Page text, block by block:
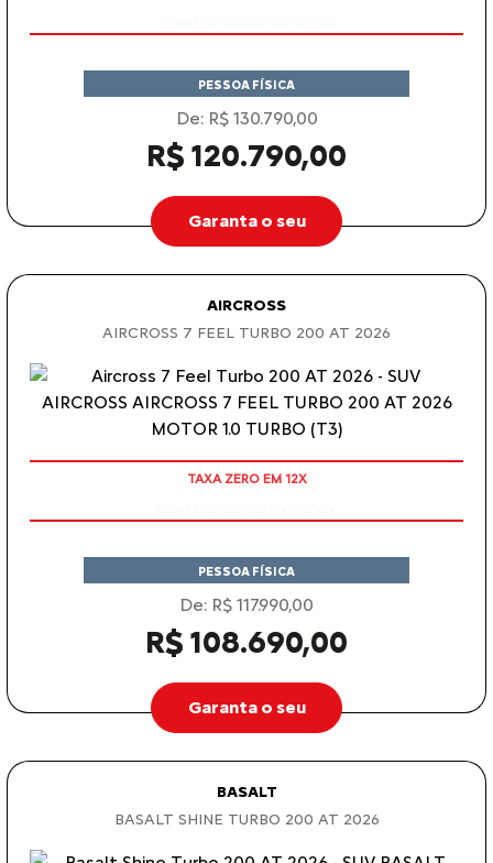
PESSOA FÍSICA
De: R$ 130.790,00
R$ 120.790,00
Garanta o seu
AIRCROSS
AIRCROSS 7 FEEL TURBO 200 AT 2026
COM SEU USADO NA TROCA
PESSOA FÍSICA
De: R$ 117.990,00
R$ 108.690,00
Garanta o seu
BASALT
BASALT SHINE TURBO 200 AT 2026